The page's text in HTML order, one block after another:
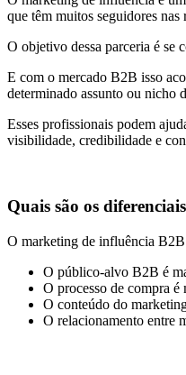
que têm muitos seguidores
O objetivo dessa parceria é se
E com o mercado B2B isso
determinado assunto ou nicho
Esses profissionais podem
visibilidade, credibilidade e
Quais são os
O marketing de influência
O público-alvo B2B é
O processo de compra é
O conteúdo do
O relacionamento entre